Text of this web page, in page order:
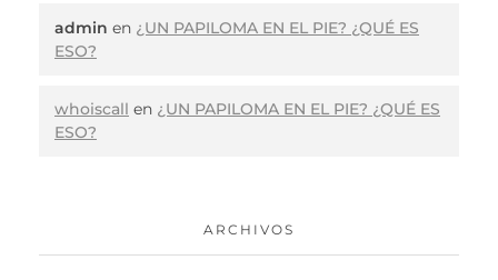
admin en ¿UN PAPILOMA EN EL PIE? ¿QUÉ ES
ESO?
whoiscall en ¿UN PAPILOMA EN EL PIE? ¿QUÉ ES
ESO?
ARCHIVOS